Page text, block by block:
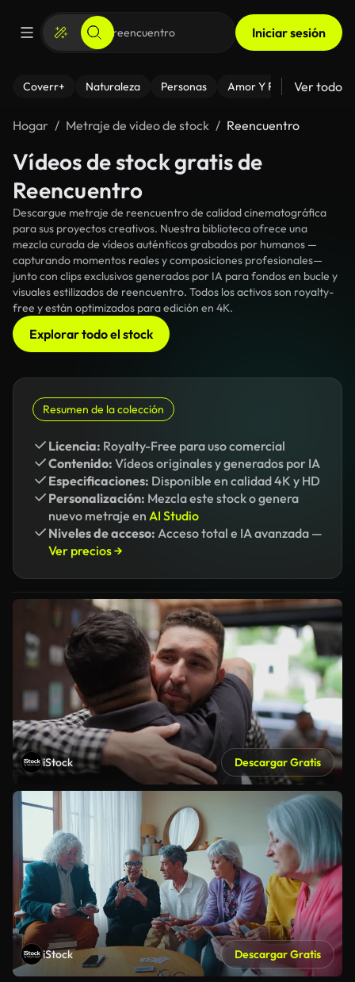
Iniciar sesión
Coverr+ Naturaleza Personas Amor Y Relaciones
Ver todo
Hogar Metraje de video de stock Reencuentro
Vídeos de stock gratis de
Reencuentro
Descargue metraje de reencuentro de calidad cinematográfica
para sus proyectos creativos. Nuestra biblioteca ofrece una
mezcla curada de vídeos auténticos grabados por humanos —
capturando momentos reales y composiciones profesionales—
junto con clips exclusivos generados por IA para fondos en bucle y
visuales estilizados de reencuentro. Todos los activos son royalty-
free y están optimizados para edición en 4K.
Explorar todo el stock
Resumen de la colección
Licencia: Royalty-Free para uso comercial
Contenido: Vídeos originales y generados por IA
Especificaciones: Disponible en calidad 4K y HD
Personalización: Mezcla este stock o genera
nuevo metraje en AI Studio
Niveles de acceso: Acceso total e IA avanzada —
Ver precios →
iStock Descargar Gratis
iStock Descargar Gratis